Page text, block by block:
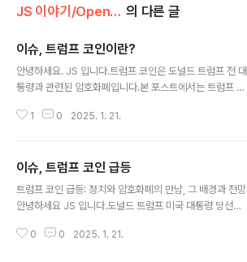
JS 이야기/Open AI 의 다른 글
이슈, ​트럼프 코인이란?
안녕하세요. JS 입니다.트럼프 코인은 도널드 트럼프 전 대
통령과 관련된 암호화폐입니다.본 포스트에서는 트럼프 코
럼프 코인란 무엇인지에 대해 많은 사람들이 궁금해하는
때문입니다.둘째로, 암호화폐라는 분야가 현대 금융에서
가장 혁신적이고도 논란이 많은 주제 중 하나이기 때문입
니다. 따라서 트럼프가 개발했다거나 그의 이름을 딴 암호
아보는 것이 흥미로운 주제가 될 것입니다. 트럼프 코인의
1 0 2025. 1. 21.
이슈, ​트럼프 코인 급등
트럼프 코인 급등: 정치와 암호화폐의 만남, 그 배경과 전망
안녕하세요 JS 입니다.도널드 트럼프 미국 대통령 당선인
뜨겁게 달구고 있습니다. 단 이틀 만에 시가총액이 20조
0 0 2025. 1. 21.